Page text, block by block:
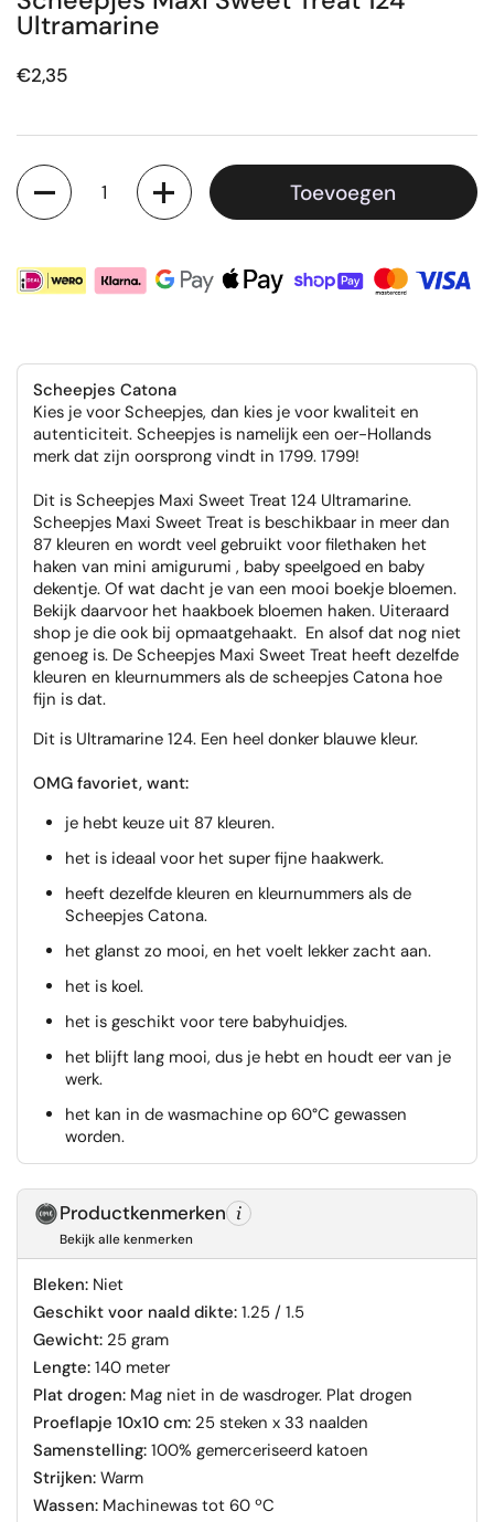
Ultramarine
Prijs:
€2,35
Aantal
Toevoegen
Scheepjes Catona
Kies je voor Scheepjes, dan kies je voor kwaliteit en
autenticiteit. Scheepjes is namelijk een oer-Hollands
merk dat zijn oorsprong vindt in 1799. 1799!
Dit is Scheepjes Maxi Sweet Treat 124 Ultramarine.
Scheepjes Maxi Sweet Treat is beschikbaar in meer dan
87 kleuren en wordt veel gebruikt voor filethaken het
haken van mini amigurumi , baby speelgoed en baby
dekentje. Of wat dacht je van een mooi boekje bloemen.
Bekijk daarvoor het haakboek bloemen haken. Uiteraard
shop je die ook bij opmaatgehaakt. En alsof dat nog niet
genoeg is. De Scheepjes Maxi Sweet Treat heeft dezelfde
kleuren en kleurnummers als de scheepjes Catona hoe
fijn is dat.
Dit is Ultramarine 124. Een heel donker blauwe kleur.
OMG favoriet, want:
je hebt keuze uit 87 kleuren.
het is ideaal voor het super fijne haakwerk.
heeft dezelfde kleuren en kleurnummers als de
Scheepjes Catona.
het glanst zo mooi, en het voelt lekker zacht aan.
het is koel.
het is geschikt voor tere babyhuidjes.
het blijft lang mooi, dus je hebt en houdt eer van je
werk.
het kan in de wasmachine op 60°C gewassen
worden.
Productkenmerken
Bekijk alle kenmerken
Bleken:Niet
Geschikt voor naald dikte:1.25 / 1.5
Gewicht:25 gram
Lengte:140 meter
Plat drogen:Mag niet in de wasdroger. Plat drogen
Proeflapje 10x10 cm:25 steken x 33 naalden
Samenstelling:100% gemerceriseerd katoen
Strijken:Warm
Wassen:Machinewas tot 60 ºC